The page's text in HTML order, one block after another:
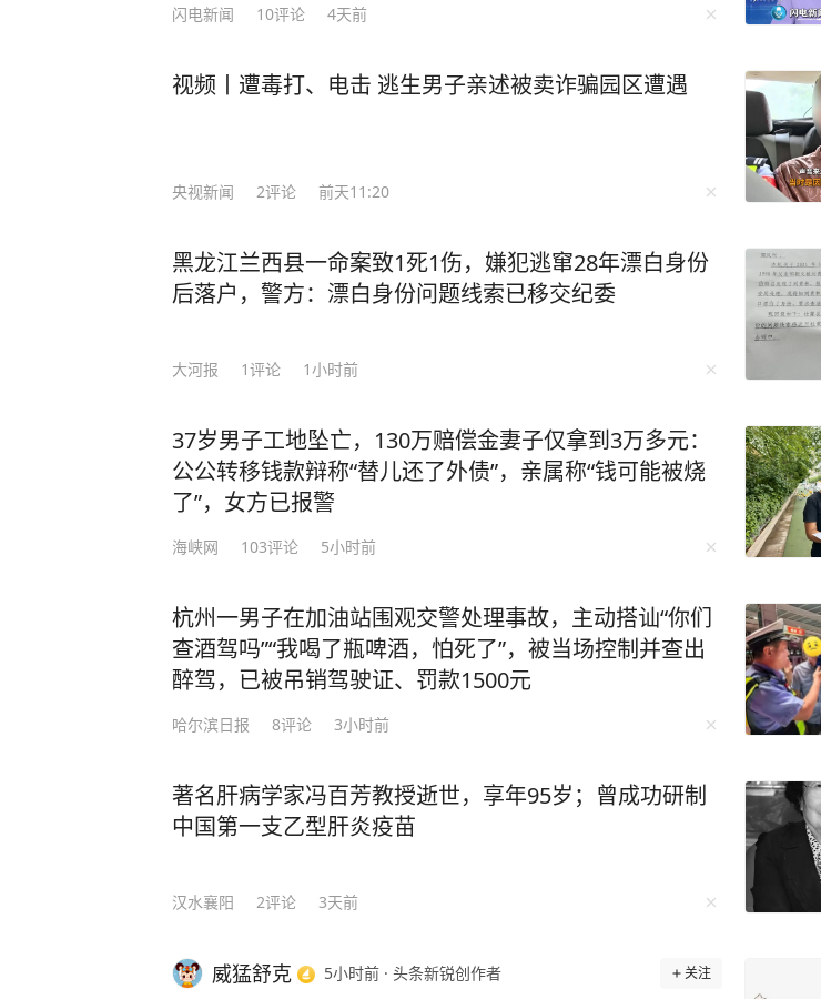
闪电新闻 10评论 4天前
视频丨遭毒打、电击 逃生男子亲述被卖诈骗园区遭遇
央视新闻 2评论 前天11:20
黑龙江兰西县一命案致1死1伤，嫌犯逃窜28年漂白身份
后落户，警方：漂白身份问题线索已移交纪委
大河报 1评论 1小时前
37岁男子工地坠亡，130万赔偿金妻子仅拿到3万多元：
公公转移钱款辩称“替儿还了外债”，亲属称“钱可能被烧
了”，女方已报警
海峡网 103评论 5小时前
杭州一男子在加油站围观交警处理事故，主动搭讪“你们
查酒驾吗”“我喝了瓶啤酒，怕死了”，被当场控制并查出
醉驾，已被吊销驾驶证、罚款1500元
哈尔滨日报 8评论 3小时前
著名肝病学家冯百芳教授逝世，享年95岁；曾成功研制
中国第一支乙型肝炎疫苗
汉水襄阳 2评论 3天前
威猛舒克 5小时前 · 头条新锐创作者 关注